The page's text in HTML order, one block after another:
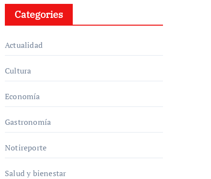
Categories
Actualidad
Cultura
Economía
Gastronomía
Notireporte
Salud y bienestar